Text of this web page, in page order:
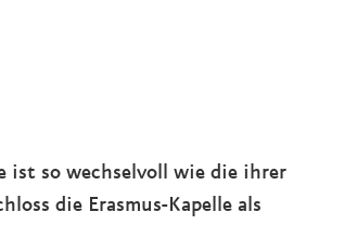
ist so wechselvoll wie die ihrer
die Erasmus-Kapelle als